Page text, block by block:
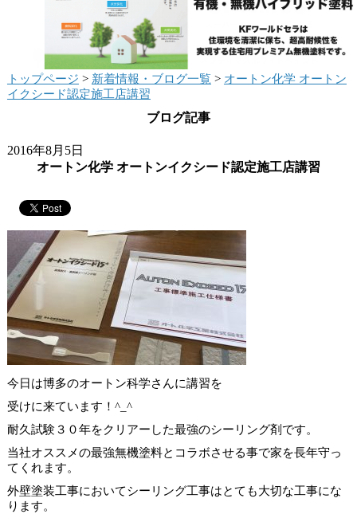
トップページ > 新着情報・ブログ一覧> オートン化学 オートン
イクシード認定施工店講習
ブログ記事
2016年8月5日
オートン化学 オートンイクシード認定施工店講習
今日は博多のオートン科学さんに講習を
受けに来ています！^_^
耐久試験３０年をクリアーした最強のシーリング剤です。
当社オススメの最強無機塗料とコラボさせる事で家を長年守っ
てくれます。
外壁塗装工事においてシーリング工事はとても大切な工事にな
ります。